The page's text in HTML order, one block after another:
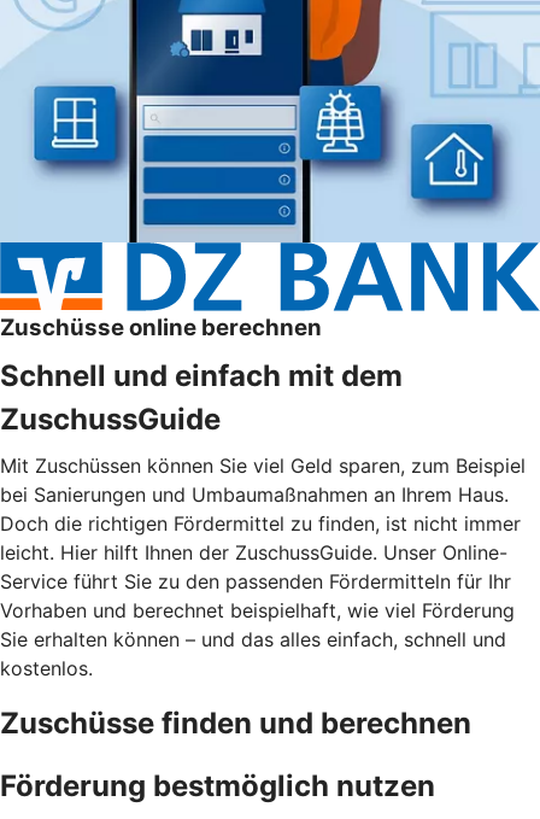
Zuschüsse online berechnen
Schnell und einfach mit dem
ZuschussGuide
Mit Zuschüssen können Sie viel Geld sparen, zum Beispiel
bei Sanierungen und Umbaumaßnahmen an Ihrem Haus.
Doch die richtigen Fördermittel zu finden, ist nicht immer
leicht. Hier hilft Ihnen der ZuschussGuide. Unser Online-
Service führt Sie zu den passenden Fördermitteln für Ihr
Vorhaben und berechnet beispielhaft, wie viel Förderung
Sie erhalten können – und das alles einfach, schnell und
kostenlos.
Zuschüsse finden und berechnen
Förderung bestmöglich nutzen